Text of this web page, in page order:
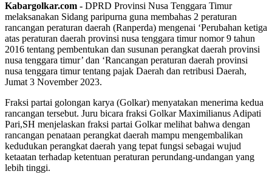
Kabargolkar.com - DPRD Provinsi Nusa Tenggara Timur
melaksanakan Sidang paripurna guna membahas 2 peraturan
rancangan peraturan daerah (Ranperda) mengenai ‘Perubahan ketiga
atas peraturan daerah provinsi nusa tenggara timur nomor 9 tahun
2016 tentang pembentukan dan susunan perangkat daerah provinsi
nusa tenggara timur’ dan ‘Rancangan peraturan daerah provinsi
nusa tenggara timur tentang pajak Daerah dan retribusi Daerah,
Jumat 3 November 2023.
Fraksi partai golongan karya (Golkar) menyatakan menerima kedua
rancangan tersebut. Juru bicara fraksi Golkar Maximilianus Adipati
Pari,SH menjelaskan fraksi partai Golkar melihat bahwa dengan
rancangan penataan perangkat daerah mampu mengembalikan
kedudukan perangkat daerah yang tepat fungsi sebagai wujud
ketaatan terhadap ketentuan peraturan perundang-undangan yang
lebih tinggi.